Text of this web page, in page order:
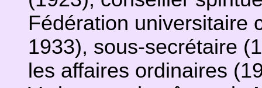
Fédération universitaire
1933), sous-secrétaire
les affaires ordinaires